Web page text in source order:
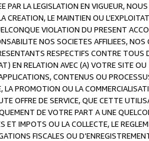
PAR LA LEGISLATION EN VIGUEUR,
CREATION, LE MAINTIEN OU
VIOLATION DU PRESENT
NOS SOCIETES AFFILIEES,
RESPECTIFS CONTRE
EN RELATION AVEC (A) VOTRE SITE
CONTENUS OU
LA PROMOTION OU LA
OFFRE DE SERVICE, QUE CETTE
DE VOTRE PART A UNE
ET IMPOTS OU LA COLLECTE, LE
FISCALES OU